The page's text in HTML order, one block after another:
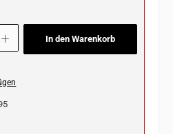
Wert ein oder benutze die Schaltflächen
In den Warenkorb